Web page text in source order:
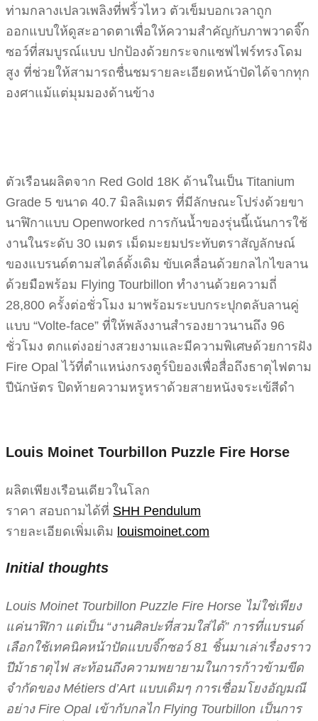
ท่ามกลางเปลวเพลิงที่พริ้วไหว ตัวเข็มบอกเวลาถูก
ออกแบบให้ดูสะอาดตาเพื่อให้ความสำคัญกับภาพวาดจิ๊ก
ซอว์ที่สมบูรณ์แบบ ปกป้องด้วยกระจกแซฟไฟร์ทรงโดม
สูง ที่ช่วยให้สามารถชื่นชมรายละเอียดหน้าปัดได้จากทุก
องศาแม้แต่มุมมองด้านข้าง
ตัวเรือนผลิตจาก Red Gold 18K ด้านในเป็น Titanium
Grade 5 ขนาด 40.7 มิลลิเมตร ที่มีลักษณะโปร่งด้วยขา
นาฬิกาแบบ Openworked การกันน้ำของรุ่นนี้เน้นการใช้
งานในระดับ 30 เมตร เม็ดมะยมประทับตราสัญลักษณ์
ของแบรนด์ตามสไตล์ดั้งเดิม ขับเคลื่อนด้วยกลไกไขลาน
ด้วยมือพร้อม Flying Tourbillon ทำงานด้วยความถี่
28,800 ครั้งต่อชั่วโมง มาพร้อมระบบกระปุกตลับลานคู่
แบบ “Volte-face” ที่ให้พลังงานสำรองยาวนานถึง 96
ชั่วโมง ตกแต่งอย่างสวยงามและมีความพิเศษด้วยการฝัง
Fire Opal ไว้ที่ตำแหน่งกรงตูร์บิยองเพื่อสื่อถึงธาตุไฟตาม
ปีนักษัตร ปิดท้ายความหรูหราด้วยสายหนังจระเข้สีดำ
Louis Moinet Tourbillon Puzzle Fire Horse
ผลิตเพียงเรือนเดียวในโลก
ราคา สอบถามได้ที่ SHH Pendulum
รายละเอียดเพิ่มเติม louismoinet.com
Initial thoughts
Louis Moinet Tourbillon Puzzle Fire Horse ไม่ใช่เพียง
แค่นาฬิกา แต่เป็น “งานศิลปะที่สวมใส่ได้” การที่แบรนด์
เลือกใช้เทคนิคหน้าปัดแบบจิ๊กซอว์ 81 ชิ้นมาเล่าเรื่องราว
ปีม้าธาตุไฟ สะท้อนถึงความพยายามในการก้าวข้ามขีด
จำกัดของ Métiers d’Art แบบเดิมๆ การเชื่อมโยงอัญมณี
อย่าง Fire Opal เข้ากับกลไก Flying Tourbillon เป็นการ